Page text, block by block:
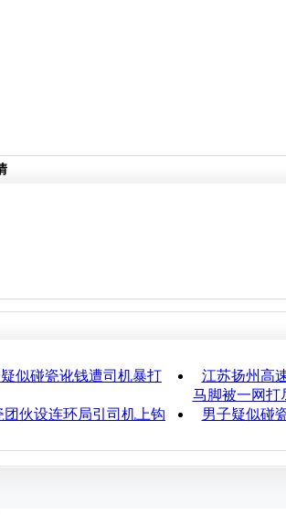
似碰瓷讹钱遭司机暴打
江苏扬州高
马脚被一网打
团伙设连环局引司机上钩
男子疑似碰